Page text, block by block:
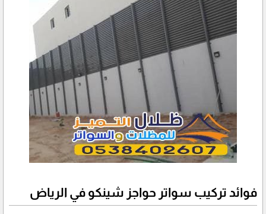
فوائد تركيب سواتر حواجز شينكو في الرياض